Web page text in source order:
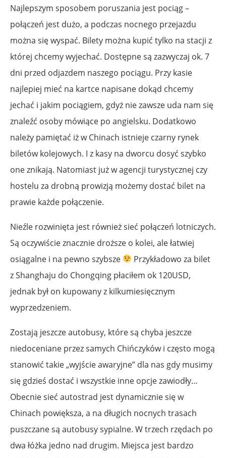
Najlepszym sposobem poruszania jest pociąg –
połączeń jest dużo, a podczas nocnego przejazdu
można się wyspać. Bilety można kupić tylko na stacji z
której chcemy wyjechać. Dostępne są zazwyczaj ok. 7
dni przed odjazdem naszego pociągu. Przy kasie
najlepiej mieć na kartce napisane dokąd chcemy
jechać i jakim pociągiem, gdyż nie zawsze uda nam się
znaleźć osoby mówiące po angielsku. Dodatkowo
należy pamiętać iż w Chinach istnieje czarny rynek
biletów kolejowych. I z kasy na dworcu dosyć szybko
one znikają. Natomiast już w agencji turystycznej czy
hostelu za drobną prowizją możemy dostać bilet na
prawie każde połączenie.
Nieźle rozwinięta jest również sieć połączeń lotniczych.
Są oczywiście znacznie droższe o kolei, ale łatwiej
osiągalne i na pewno szybsze
Przykładowo za bilet
z Shanghaju do Chongqing płaciłem ok 120USD,
jednak był on kupowany z kilkumiesięcznym
wyprzedzeniem.
Zostają jeszcze autobusy, które są chyba jeszcze
niedoceniane przez samych Chińczyków i często mogą
stanowić takie „wyjście awaryjne” dla nas gdy musimy
się gdzieś dostać i wszystkie inne opcje zawiodły…
Obecnie sieć autostrad jest dynamicznie się w
Chinach powiększa, a na długich nocnych trasach
puszczane są autobusy sypialne. W trzech rzędach po
dwa łóżka jedno nad drugim. Miejsca jest bardzo